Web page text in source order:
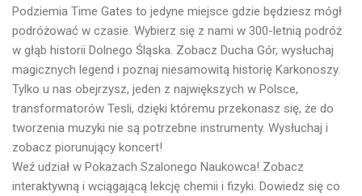
Podziemia Time Gates to jedyne miejsce gdzie będziesz mógł
podróżować w czasie. Wybierz się z nami w 300-letnią podróż
w głąb historii Dolnego Śląska. Zobacz Ducha Gór, wysłuchaj
magicznych legend i poznaj niesamowitą historię Karkonoszy.
Tylko u nas obejrzysz, jeden z największych w Polsce,
transformatorów Tesli, dzięki któremu przekonasz się, że do
tworzenia muzyki nie są potrzebne instrumenty. Wysłuchaj i
zobacz piorunujący koncert!
Weź udział w Pokazach Szalonego Naukowca! Zobacz
interaktywną i wciągającą lekcję chemii i fizyki. Dowiedz się co